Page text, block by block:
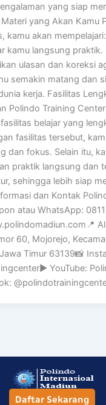
yang siap
yang Akan Kamu
kamu akan
kamu langsung praktik.
ulasan dan koreksi
semakin matang dan
kerja. Fasilitas
Polindo Training Center
belajar yang
fasilitas tersebut,
dan fokus. Selain itu,
praktik langsung dan
sehingga lebih siap
dan Kontak
atau WhatsApp:
60, Mojorejo,
Timur 63139📸
YouTube:
Daftar Sekarang